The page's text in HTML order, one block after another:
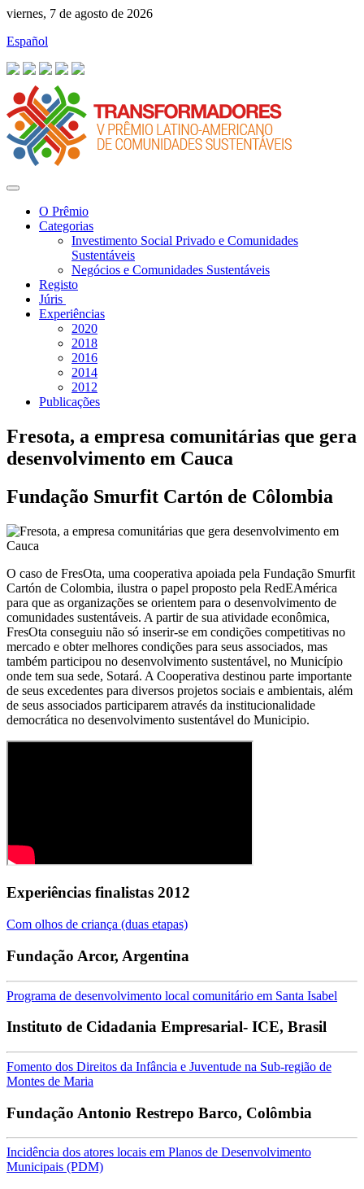
viernes, 7 de agosto de 2026
Español
O Prêmio
Categorias
Investimento Social Privado e Comunidades
Sustentáveis
Negócios e Comunidades Sustentáveis
Registo
Júris
Experiências
2020
2018
2016
2014
2012
Publicações
Fresota, a empresa comunitárias que gera
desenvolvimento em Cauca
Fundação Smurfit Cartón de Côlombia
O caso de FresOta, uma cooperativa apoiada pela Fundação Smurfit
Cartón de Colombia, ilustra o papel proposto pela RedEAmérica
para que as organizações se orientem para o desenvolvimento de
comunidades sustentáveis. A partir de sua atividade econômica,
FresOta conseguiu não só inserir-se em condições competitivas no
mercado e obter melhores condições para seus associados, mas
também participou no desenvolvimento sustentável, no Município
onde tem sua sede, Sotará. A Cooperativa destinou parte importante
de seus excedentes para diversos projetos sociais e ambientais, além
de seus associados participarem através da institucionalidade
democrática no desenvolvimento sustentável do Municipio.
Experiências finalistas 2012
Com olhos de criança (duas etapas)
Fundação Arcor, Argentina
Programa de desenvolvimento local comunitário em Santa Isabel
Instituto de Cidadania Empresarial- ICE, Brasil
Fomento dos Direitos da Infância e Juventude na Sub-região de
Montes de Maria
Fundação Antonio Restrepo Barco, Colômbia
Incidência dos atores locais em Planos de Desenvolvimento
Municipais (PDM)